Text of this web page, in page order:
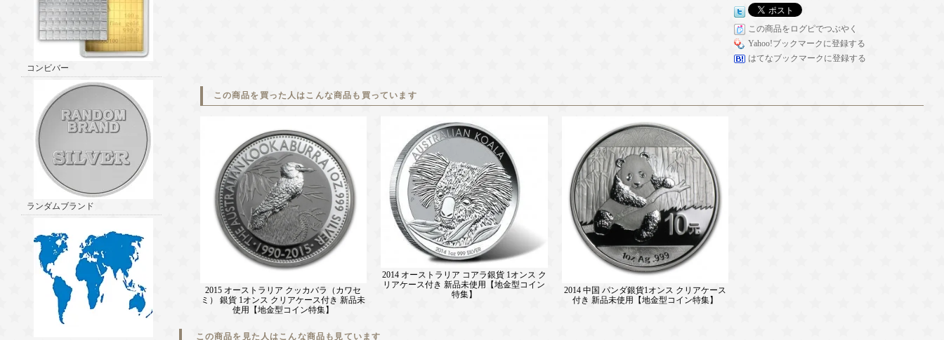
コンビバー
ランダムブランド
この商品をログピでつぶやく
Yahoo!ブックマークに登録する
はてなブックマークに登録する
この商品を買った人はこんな商品も買っています
2015 オーストラリア クッカバラ（カワセ
ミ） 銀貨 1オンス クリアケース付き 新品未
使用【地金型コイン特集】
2014 オーストラリア コアラ銀貨 1オンス ク
リアケース付き 新品未使用【地金型コイン
特集】
2014 中国 パンダ銀貨1オンス クリアケース
付き 新品未使用【地金型コイン特集】
この商品を見た人はこんな商品も見ています